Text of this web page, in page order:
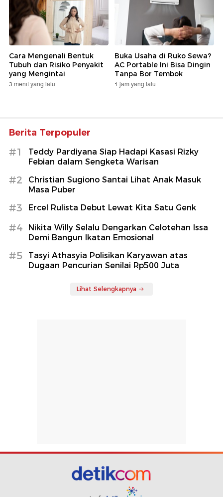
Cara Mengenali Bentuk
Tubuh dan Risiko Penyakit
yang Mengintai
3 menit yang lalu
Buka Usaha di Ruko Sewa?
AC Portable Ini Bisa Dingin
Tanpa Bor Tembok
1 jam yang lalu
Berita Terpopuler
#1
Teddy Pardiyana Siap Hadapi Kasasi Rizky
Febian dalam Sengketa Warisan
#2
Christian Sugiono Santai Lihat Anak Masuk
Masa Puber
#3 Ercel Rulista Debut Lewat Kita Satu Genk
#4
Nikita Willy Selalu Dengarkan Celotehan Issa
Demi Bangun Ikatan Emosional
#5
Tasyi Athasyia Polisikan Karyawan atas
Dugaan Pencurian Senilai Rp500 Juta
Lihat Selengkapnya